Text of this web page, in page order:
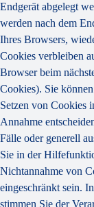
Endgerät abgelegt
werden nach dem
Ihres Browsers,
Cookies verbleiben
Browser beim
Cookies). Sie
Setzen von Cookies
Annahme
Fälle oder generell
Sie in der
Nichtannahme von
eingeschränkt sein.
stimmen Sie der